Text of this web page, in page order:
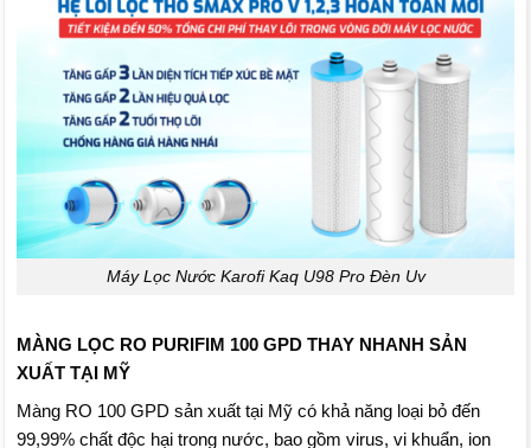
Máy Lọc Nước Karofi Kaq U98 Pro Đèn Uv
MÀNG LỌC RO PURIFIM 100 GPD THAY NHANH SẢN
XUẤT TẠI MỸ
Màng RO 100 GPD sản xuất tại Mỹ có khả năng loại bỏ đến
99,99% chất độc hại trong nước, bao gồm virus, vi khuẩn, ion